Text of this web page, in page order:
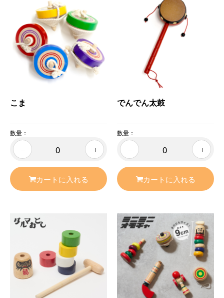
こま
数量：
カートに入れる
でんでん太鼓
数量：
カートに入れる